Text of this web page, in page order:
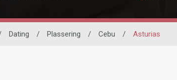
Dating / Plassering / Cebu / Asturias